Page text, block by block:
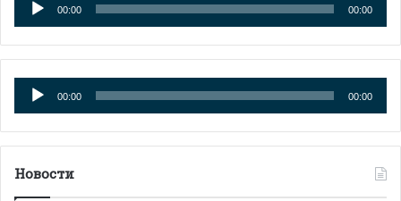
плейер
00:00 00:00
Аудио
плейер
00:00 00:00
Новости